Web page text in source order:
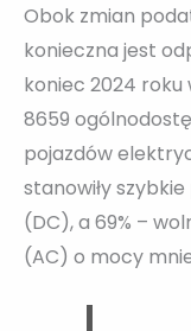
Obok zmian
konieczna jest
koniec 2024 roku
8659
pojazdów
stanowiły
(DC), a 69% –
(AC) o mocy